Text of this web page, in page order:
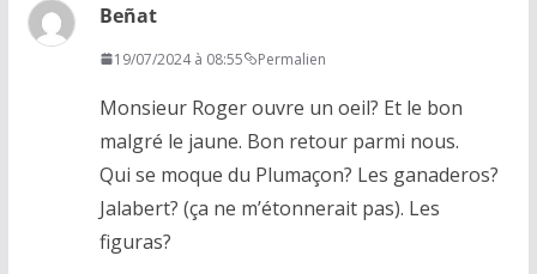
Beñat
19/07/2024 à 08:55 Permalien
Monsieur Roger ouvre un oeil? Et le bon
malgré le jaune. Bon retour parmi nous.
Qui se moque du Plumaçon? Les ganaderos?
Jalabert? (ça ne m’étonnerait pas). Les
figuras?